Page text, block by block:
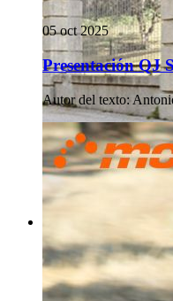
05 oct 2025
Presentación QJ
Autor del texto: